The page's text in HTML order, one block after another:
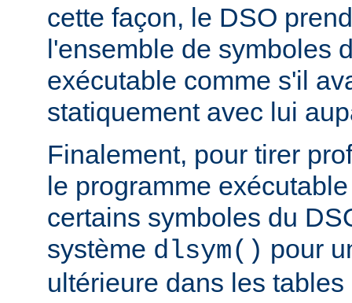
cette façon, le DSO
l'ensemble de symboles
exécutable comme s'il
statiquement avec lui
Finalement, pour tirer
le programme
certains symboles du
système dlsym() pour
ultérieure dans les